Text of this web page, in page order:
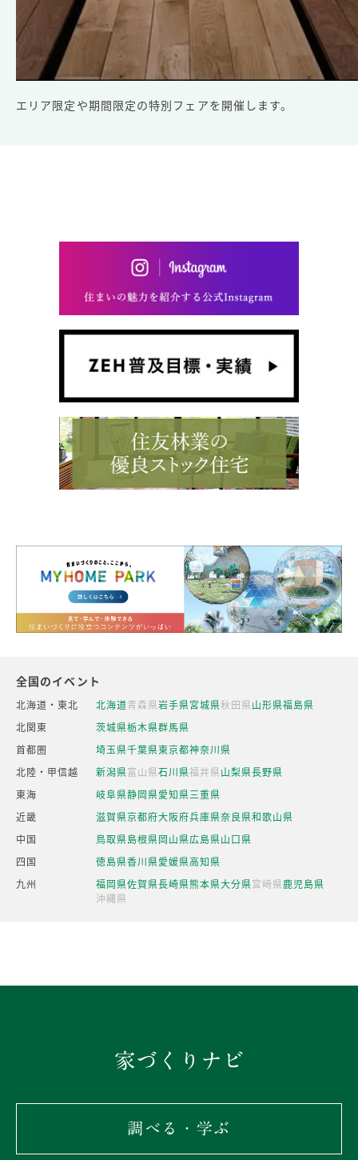
エリア限定や期間限定の特別フェアを開催します。
全国のイベント
北海道・東北 北海道青森県岩手県宮城県秋田県山形県福島県
北関東
茨城県栃木県群馬県
首都圏
埼玉県千葉県東京都神奈川県
北陸・甲信越
新潟県富山県石川県福井県山梨県長野県
東海
岐阜県静岡県愛知県三重県
近畿
滋賀県京都府大阪府兵庫県奈良県和歌山県
中国
鳥取県島根県岡山県広島県山口県
四国
徳島県香川県愛媛県高知県
九州
福岡県佐賀県長崎県熊本県大分県宮崎県鹿児島県
沖縄県
家づくりナビ
調べる・学ぶ